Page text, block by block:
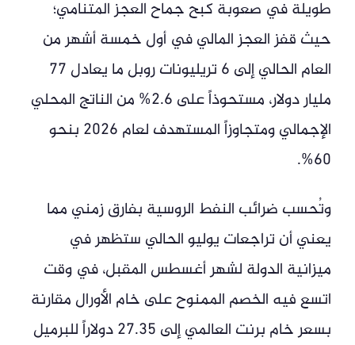
طويلة في صعوبة كبح جماح العجز المتنامي؛
حيث قفز العجز المالي في أول خمسة أشهر من
العام الحالي إلى 6 تريليونات روبل ما يعادل 77
مليار دولار، مستحوذاً على 2.6% من الناتج المحلي
الإجمالي ومتجاوزاً المستهدف لعام 2026 بنحو
60%.
وتُحسب ضرائب النفط الروسية بفارق زمني مما
يعني أن تراجعات يوليو الحالي ستظهر في
ميزانية الدولة لشهر أغسطس المقبل، في وقت
اتسع فيه الخصم الممنوح على خام الأورال مقارنة
بسعر خام برنت العالمي إلى 27.35 دولاراً للبرميل